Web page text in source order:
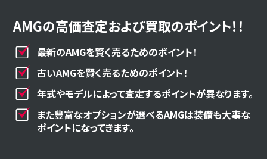
AMGの高価査定および買取のポイント！！
最新のAMGを賢く売るためのポイント！
古いAMGを賢く売るためのポイント！
年式やモデルによって査定するポイントが異なります。
また豊富なオプションが選べるAMGは装備も大事な
ポイントになってきます。